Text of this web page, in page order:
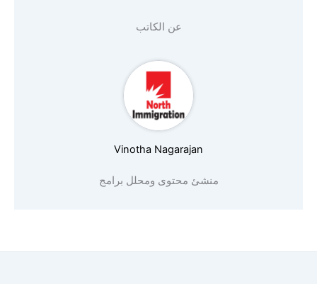
عن الكاتب
Vinotha Nagarajan
منشئ محتوى ومحلل برامج